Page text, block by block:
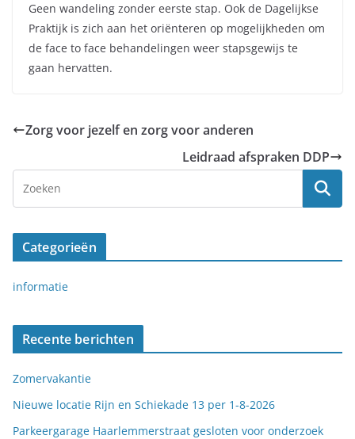
Geen wandeling zonder eerste stap. Ook de Dagelijkse
Praktijk is zich aan het oriënteren op mogelijkheden om
de face to face behandelingen weer stapsgewijs te
gaan hervatten.
Zorg voor jezelf en zorg voor anderen
Leidraad afspraken DDP
Categorieën
informatie
Recente berichten
Zomervakantie
Nieuwe locatie Rijn en Schiekade 13 per 1-8-2026
Parkeergarage Haarlemmerstraat gesloten voor onderzoek